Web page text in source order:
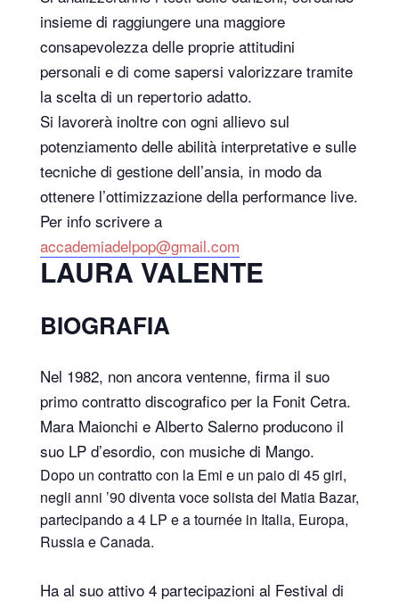
insieme di raggiungere una maggiore
consapevolezza delle proprie attitudini
personali e di come sapersi valorizzare tramite
la scelta di un repertorio adatto.
Si lavorerà inoltre con ogni allievo sul
potenziamento delle abilità interpretative e sulle
tecniche di gestione dell’ansia, in modo da
ottenere l’ottimizzazione della performance live.
Per info scrivere a
accademiadelpop@gmail.com
LAURA VALENTE
BIOGRAFIA
Nel 1982, non ancora ventenne, firma il suo
primo contratto discografico per la Fonit Cetra.
Mara Maionchi e Alberto Salerno producono il
suo LP d’esordio, con musiche di Mango.
Dopo un contratto con la Emi e un paio di 45 giri,
negli anni ’90 diventa voce solista dei Matia Bazar,
partecipando a 4 LP e a tournée in Italia, Europa,
Russia e Canada.
Ha al suo attivo 4 partecipazioni al Festival di